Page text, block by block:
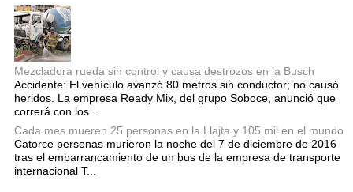
Mezcladora rueda sin control y causa destrozos en la Busch
Accidente: El vehículo avanzó 80 metros sin conductor; no causó
heridos. La empresa Ready Mix, del grupo Soboce, anunció que
correrá con los...
Cada mes mueren 25 personas en la Llajta y 105 mil en el mundo
Catorce personas murieron la noche del 7 de diciembre de 2016
tras el embarrancamiento de un bus de la empresa de transporte
internacional T...